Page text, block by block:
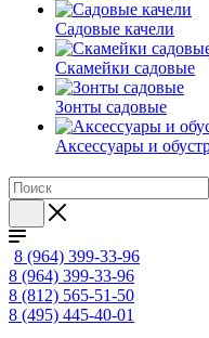
Садовые качели
Скамейки садовые
Зонты садовые
Аксессуары и
8 (964) 399-33-96
8 (964) 399-33-96
8 (812) 565-51-50
8 (495) 445-40-01